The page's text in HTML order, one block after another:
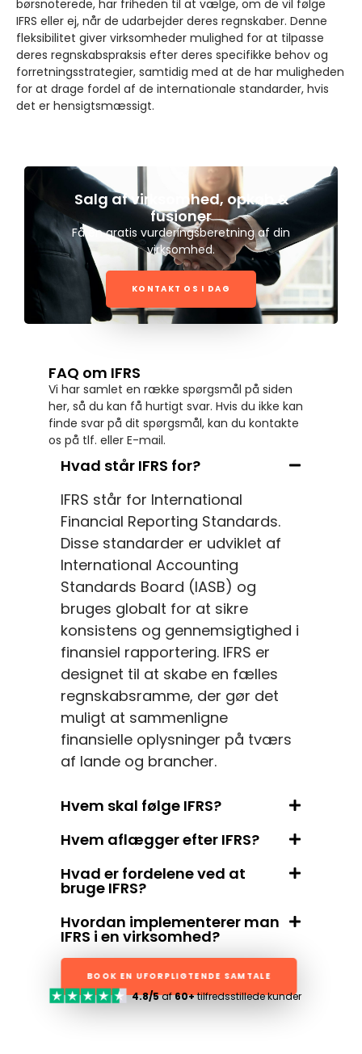
børsnoterede, har friheden til at vælge, om de vil følge
IFRS eller ej, når de udarbejder deres regnskaber. Denne
fleksibilitet giver virksomheder mulighed for at tilpasse
deres regnskabspraksis efter deres specifikke behov og
forretningsstrategier, samtidig med at de har muligheden
for at drage fordel af de internationale standarder, hvis
det er hensigtsmæssigt.
Salg af virksomhed, opkøb &
fusioner
Få en gratis vurderingsberetning af din
virksomhed.
KONTAKT OS I DAG
FAQ om IFRS
Vi har samlet en række spørgsmål på siden
her, så du kan få hurtigt svar. Hvis du ikke kan
finde svar på dit spørgsmål, kan du kontakte
os på tlf. eller E-mail.
Hvad står IFRS for?
IFRS står for International
Financial Reporting Standards.
Disse standarder er udviklet af
International Accounting
Standards Board (IASB) og
bruges globalt for at sikre
konsistens og gennemsigtighed i
finansiel rapportering. IFRS er
designet til at skabe en fælles
regnskabsramme, der gør det
muligt at sammenligne
finansielle oplysninger på tværs
af lande og brancher.
Hvem skal følge IFRS?
Hvem aflægger efter IFRS?
Hvad er fordelene ved at
bruge IFRS?
Hvordan implementerer man
IFRS i en virksomhed?
BOOK EN UFORPLIGTENDE SAMTALE
4.8/5af60+tilfredsstillede kunder